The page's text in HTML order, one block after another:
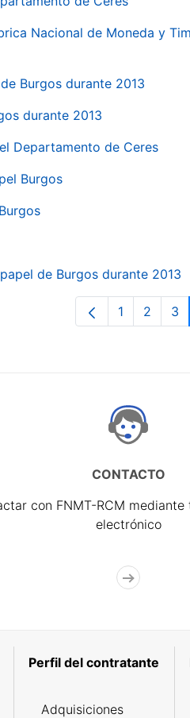
Nacional de Moneda y
Burgos durante 2013
durante 2013
Departamento de Ceres
Burgos
de Burgos durante 2013
Página
1 Página
2 3
CONTACTO
con FNMT-RCM
electrónico
Perfil del contratante
Adquisiciones